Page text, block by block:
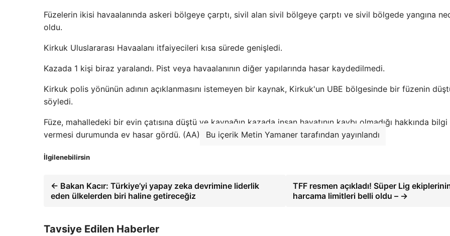
Füzelerin ikisi havaalanında askeri bölgeye çarptı, sivil alan sivil bölgeye çarptı ve sivil bölgede yangına
oldu.
Kirkuk Uluslararası Havaalanı itfaiyecileri kısa sürede genişledi.
Kazada 1 kişi biraz yaralandı. Pist veya havaalanının diğer yapılarında hasar kaydedilmedi.
Kirkuk polis yönünün adının açıklanmasını istemeyen bir kaynak, Kirkuk'un UBE bölgesinde bir füzenin
söyledi.
Füze, mahalledeki bir evin çatısına düştü ve kaynağın kazada insan hayatının kaybı olmadığı hakkında bilgi
vermesi durumunda ev hasar gördü. (AA)
Bu içerik Metin Yamaner tarafından yayınlandı
İlgilenebilirsin
← Bakan Kacır: Türkiye’yi yapay zeka devrimine liderlik
eden ülkelerden biri haline getireceğiz
TFF resmen açıkladı! Süper Lig
harcama limitleri belli oldu – →
Tavsiye Edilen Haberler